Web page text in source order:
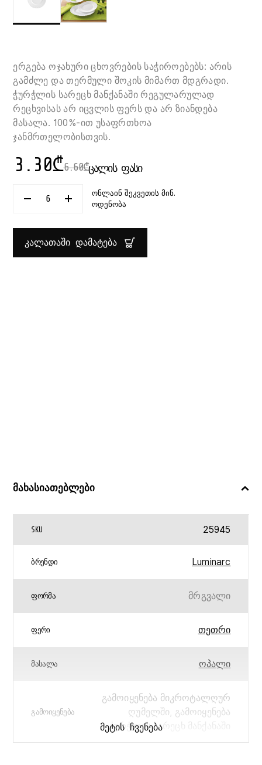
ერგება ოჯახური ცხოვრების საჭიროებებს: არის
გამძლე და თერმული შოკის მიმართ მდგრადი.
ჭურჭლის სარეცხ მანქანაში რეგულარულად
რეცხვისას არ იცვლის ფერს და არ ზიანდება
მასალა. 100%-ით უსაფრთხოა
ჯანმრთელობისთვის.
6.60₾
3.30₾ ᲪᲐᲚᲘᲡ ᲤᲐᲡᲘ
ᲠᲐᲝᲓᲔᲜᲝᲑᲐ:
15.5
TRIANON
ონლაინ შეკვეთის მინ.
ოდენობა
ᲙᲐᲚᲐᲗᲐᲨᲘ ᲓᲐᲛᲐᲢᲔᲑᲐ
მახასიათებლები
SKU 25945
ᲑᲠᲔᲜᲓᲘ Luminarc
ᲤᲝᲠᲛᲐ მრგვალი
ᲤᲔᲠᲘ თეთრი
ᲛᲐᲡᲐᲚᲐ ოპალი
ᲒᲐᲛᲝᲘᲧᲔᲜᲔᲑᲐ
გამოიყენება მიკროტალღურ
ღუმელში, გამოიყენება
ჭურჭლის სარეცხ მანქანაში
ᲛᲔᲢᲘᲡ ᲩᲕᲔᲜᲔᲑᲐ